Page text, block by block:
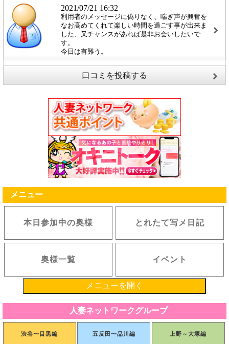
2021/07/21 16:32
利用者のメッセージに偽りなく、喘ぎ声が興奮を
なお高めてくれて楽しい時間を過ごす事が出来ま
した、又チャンスがあれば是非お会いしたいで
す。
今日は有難う。
口コミを投稿する
メニュー
本日参加中の奥様 とれたて写メ日記
奥様一覧 イベント
メニューを開く
人妻ネットワークグループ
渋谷〜目黒編 五反田〜品川編 上野～大塚編